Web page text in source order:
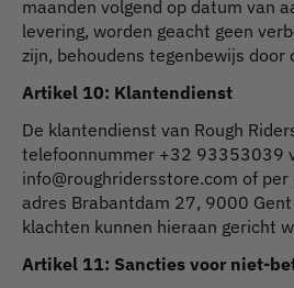
maanden volgend op datum van
levering, worden geacht geen
zijn, behoudens tegenbewijs door
Artikel 10: Klantendienst
De klantendienst van Rough
telefoonnummer +32 93353039
info@roughridersstore.com of per
adres Brabantdam 27, 9000 Gent
klachten kunnen hieraan gericht
Artikel 11: Sancties voor niet-